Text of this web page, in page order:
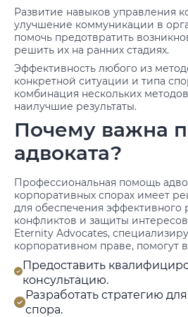
Развитие навыков управления
улучшение коммуникации в
помочь предотвратить
решить их на ранних стадиях.
Эффективность любого из
конкретной ситуации и типа
комбинация нескольких
наилучшие результаты.
Почему важна
адвоката?
Профессиональная помощь
корпоративных спорах имеет
для обеспечения эффективного
конфликтов и защиты
Eternity Advocates,
корпоративном праве, помогут
Предоставить
консультацию.
Разработать стратегию
спора.